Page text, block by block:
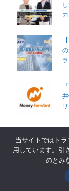
オフィシ
公認会計士ナビ
当サイトではト
用しています。引
のとみ